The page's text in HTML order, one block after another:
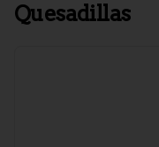
Quesadillas